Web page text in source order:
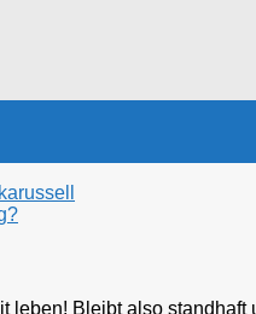
Bleibt also